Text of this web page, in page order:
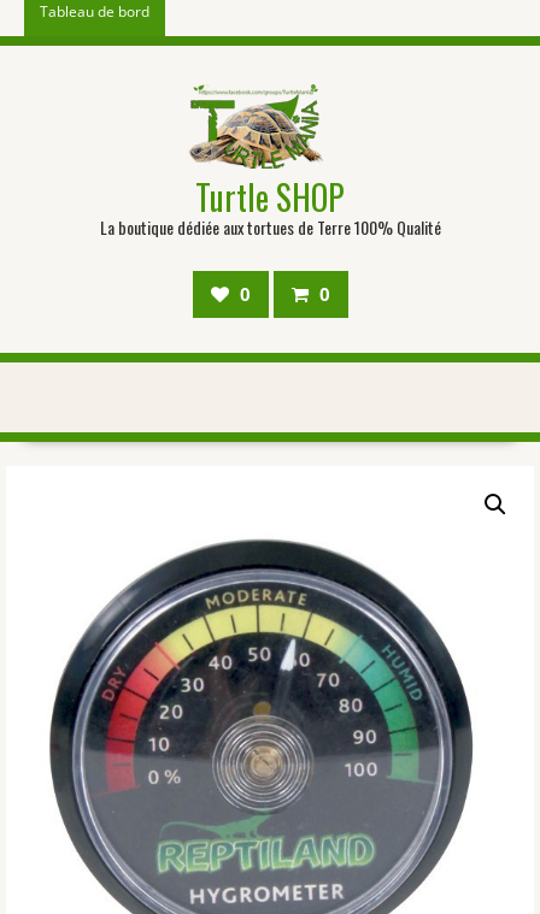
Tableau de bord
Turtle SHOP
La boutique dédiée aux tortues de Terre 100% Qualité
0 0